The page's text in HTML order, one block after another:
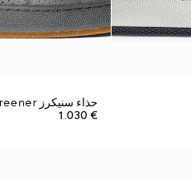
حذاء سنيكرز Screener بمظهر مهترئ للرجال
€ 1.030